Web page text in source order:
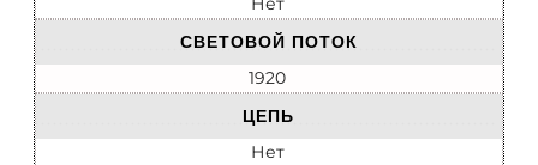
СВЕТОВОЙ ПОТОК
1920
ЦЕПЬ
Нет